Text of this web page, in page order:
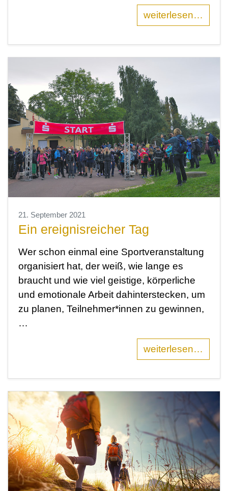
weiterlesen…
21. September 2021
Ein ereignisreicher Tag
Wer schon einmal eine Sportveranstaltung
organisiert hat, der weiß, wie lange es
braucht und wie viel geistige, körperliche
und emotionale Arbeit dahinterstecken, um
zu planen, Teilnehmer*innen zu gewinnen,
…
weiterlesen…